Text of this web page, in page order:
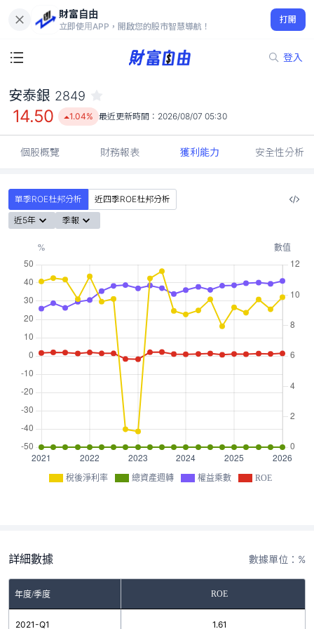
財富自由
立即使用APP，開啟您的股市智慧導航！
打開
登入
14.50
1.04%
安泰銀 2849
14.50 1.04% 最近更新時間： 2026/08/07 05:30
個股概覽 財務報表 獲利能力 安全性分析
單季ROE杜邦分析
近四季ROE杜邦分析
近5年
季報
稅後淨利率 總資產週轉 權益乘數 ROE
詳細數據 數據單位：%
年度/季度 ROE
2021-Q1 1.61